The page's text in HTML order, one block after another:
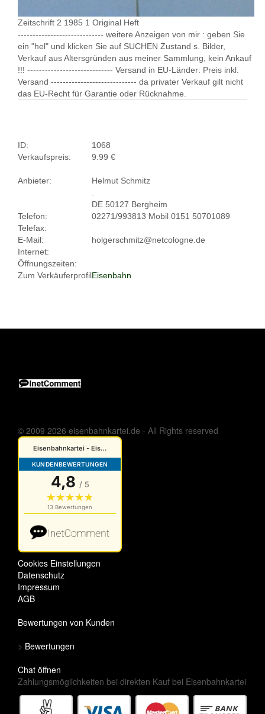
Zeitschrift 2 1985 1 Original Heft
----------------------------- weitere Anzeigen von mir : geben Sie
ein "hel" und klicken Sie auf SUCHEN Zustand s. Bilder,
Verkauf aus Altersgründen aus meiner Sammlung, kein Ankauf
!!! ----------------------------- Versand in EU-Länder: Preis inkl.
Versand ----------------------------- da privater Verkauf gilt nicht
das EU-Recht für Garantie oder Rücknahme.
ID:
1068
Verkaufspreis:
9.99 €
Anbieter:
Helmut Schmitz
DE 50127 Bergheim
Telefon:
02271/993813 Mobil 0151 50701089
Telefax:
E-Mail:
holgerschmitz@netcologne.de
Internet:
Öffnungszeiten:
Zum VerkäuferprofilEisenbahn
© 2009 2026 eisenbahnkartei.de - All Rights reserved
Cookies Einstellungen
Datenschutz
Impressum
AGB
Bewertungen von Kunden
> Bewertungen
Chat öffnen
Zahlungsmöglichkeiten bei direkten Kauf bei Eisenbahnkartei